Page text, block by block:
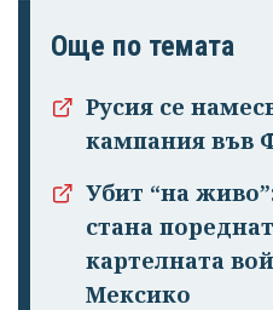
Още по темата
Русия се
кампания във
Убит “на
стана
картелната
Мексико